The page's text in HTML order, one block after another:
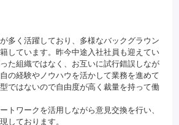
多く活躍しており、多様なバックグラウン
しています。昨今中途入社社員も迎えてい
た組織ではなく、お互いに試行錯誤しなが
の経験やノウハウを活かして業務を進めて
ではないので自由度が高く裁量を持って働
トワークを活用しながら意見交換を行い、
しております。